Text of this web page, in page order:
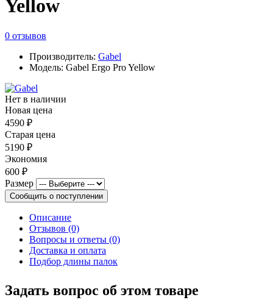
Yellow
0 отзывов
Производитель: Gabel
Модель: Gabel Ergo Pro Yellow
Нет в наличии
Новая цена
4590 ₽
Старая цена
5190 ₽
Экономия
600 ₽
Размер
Сообщить о поступлении
Описание
Отзывов (0)
Вопросы и ответы (0)
Доставка и оплата
Подбор длины палок
Задать вопрос об этом товаре